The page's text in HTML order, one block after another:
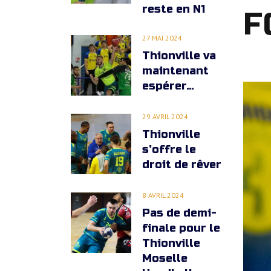
EQUIPE -13 ANS (1) REGIONAL
EQUIPE -13 ANS (2)
EQUIPE -11 ANS (1)
EQUIPE -11 ANS (2)
EQUIPE -9 ANS
reste en N1
27 MAI 2024
Thionville va
maintenant
espérer…
29 AVRIL 2024
Thionville
s’offre le
droit de rêver
8 AVRIL 2024
Pas de demi-
finale pour le
Thionville
Moselle